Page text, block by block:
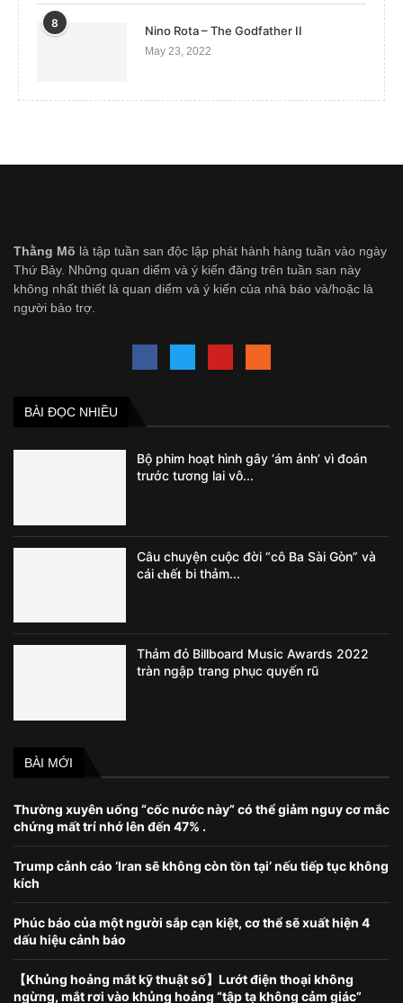
8
Nino Rota – The Godfather II
May 23, 2022
Thằng Mõ là tập tuần san độc lập phát hành hàng tuần vào ngày
Thứ Bảy. Những quan diểm và ý kiến đăng trên tuần san này
không nhất thiết là quan diểm và ý kiến của nhà báo và/hoặc là
người bảo trợ.
BÀI ĐỌC NHIỀU
Bộ phim hoạt hình gây ‘ám ảnh’ vì đoán
trước tương lai vô...
Câu chuyện cuộc đời “cô Ba Sài Gòn” và
cái 𝐜𝐡ế𝐭 bi thảm...
Thảm đỏ Billboard Music Awards 2022
tràn ngập trang phục quyến rũ
BÀI MỚI
Thường xuyên uống “cốc nước này” có thể giảm nguy cơ mắc
chứng mất trí nhớ lên đến 47% .
Trump cảnh cáo ‘Iran sẽ không còn tồn tại’ nếu tiếp tục không
kích
Phúc báo của một người sắp cạn kiệt, cơ thể sẽ xuất hiện 4
dấu hiệu cảnh báo
【Khủng hoảng mắt kỹ thuật số】Lướt điện thoại không
ngừng, mắt rơi vào khủng hoảng “tập tạ không cảm giác”